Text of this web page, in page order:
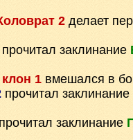
2 делает
прочитал заклинание
клон 1 вмешался в
прочитал заклинание
прочитал заклинание